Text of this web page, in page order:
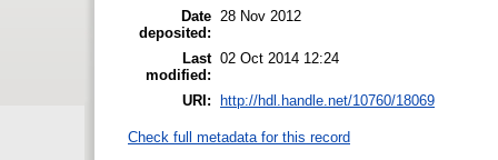
Date
deposited:
28 Nov 2012
Last
modified:
02 Oct 2014 12:24
URI: http://hdl.handle.net/10760/18069
Check full metadata for this record